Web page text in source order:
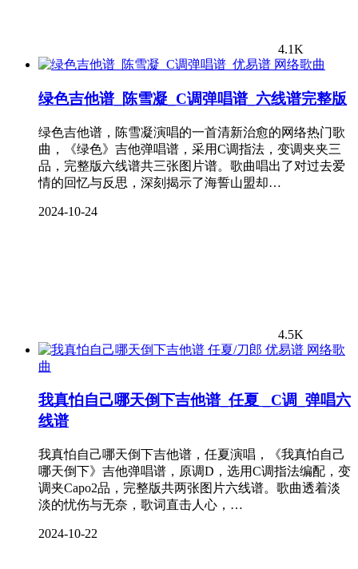
4.1K
网络歌曲
绿色吉他谱_陈雪凝_C调弹唱谱_六线谱完整版
绿色吉他谱，陈雪凝演唱的一首清新治愈的网络热门歌
曲，《绿色》吉他弹唱谱，采用C调指法，变调夹夹三
品，完整版六线谱共三张图片谱。歌曲唱出了对过去爱
情的回忆与反思，深刻揭示了海誓山盟却…
2024-10-24
4.5K
网络歌
曲
我真怕自己哪天倒下吉他谱_任夏 _C调_弹唱六
线谱
我真怕自己哪天倒下吉他谱，任夏演唱，《我真怕自己
哪天倒下》吉他弹唱谱，原调D，选用C调指法编配，变
调夹Capo2品，完整版共两张图片六线谱。歌曲透着淡
淡的忧伤与无奈，歌词直击人心，…
2024-10-22